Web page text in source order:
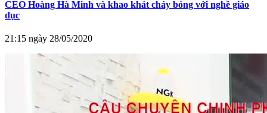
CEO Hoàng Hà Minh và khao khát cháy bỏng với nghề giáo
dục
21:15 ngày 28/05/2020